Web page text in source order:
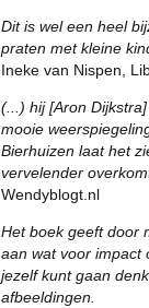
Dit is wel een heel
praten met kleine
Ineke van Nispen,
(...) hij [Aron
mooie
Bierhuizen laat het
vervelender
Wendyblogt.nl
Het boek geeft door
aan wat voor impact
jezelf kunt gaan
afbeeldingen.